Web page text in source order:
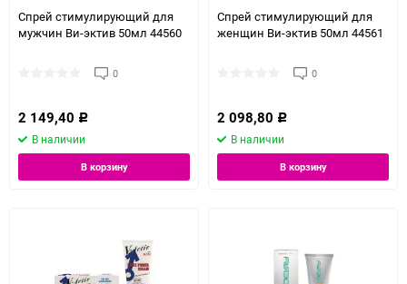
Спрей стимулирующий для
мужчин Ви-эктив 50мл 44560
0
2 149,40 Р
В наличии
В корзину
Спрей стимулирующий для
женщин Ви-эктив 50мл 44561
0
2 098,80 Р
В наличии
В корзину